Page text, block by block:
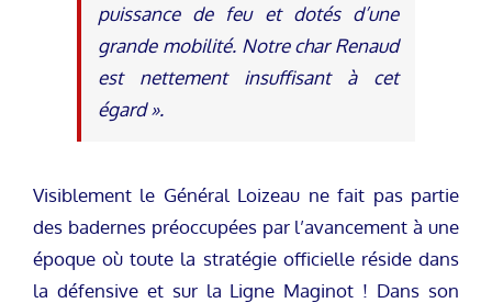
puissance de feu et dotés d’une
grande mobilité. Notre char Renaud
est nettement insuffisant à cet
égard ».
Visiblement le Général Loizeau ne fait pas partie
des badernes préoccupées par l’avancement à une
époque où toute la stratégie officielle réside dans
la défensive et sur la Ligne Maginot ! Dans son